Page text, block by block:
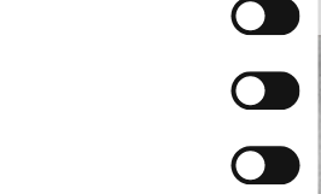
a nuestra